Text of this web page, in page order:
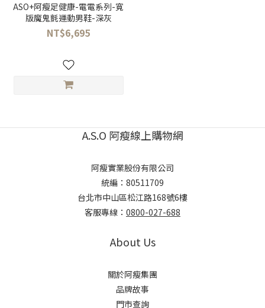
ASO+阿瘦足健康-電電系列-寬
版魔鬼氈運動男鞋-深灰
NT$6,695
A.S.O 阿瘦線上購物網
阿瘦實業股份有限公司
統編：80511709
台北市中山區松江路168號6樓
客服專線： 0800-027-688
About Us
關於阿瘦集團
品牌故事
門市查詢